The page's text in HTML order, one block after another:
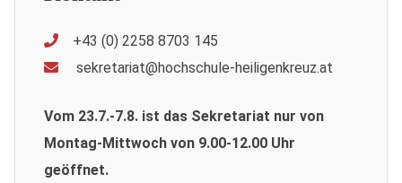
+43 (0) 2258 8703 145
sekretariat@hochschule-heiligenkreuz.at
Vom 23.7.-7.8. ist das Sekretariat nur von
Montag-Mittwoch von 9.00-12.00 Uhr
geöffnet.